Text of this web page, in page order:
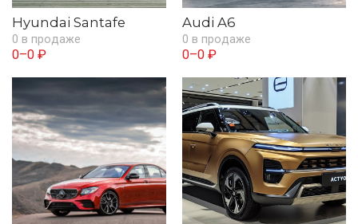
Hyundai Santafe
0 в продаже
0–0 ₽
Audi A6
0 в продаже
0–0 ₽